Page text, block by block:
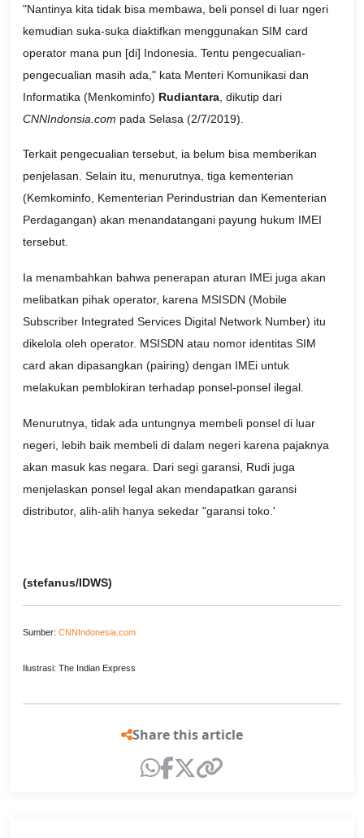
"Nantinya kita tidak bisa membawa, beli ponsel di luar ngeri
kemudian suka-suka diaktifkan menggunakan SIM card
operator mana pun [di] Indonesia. Tentu pengecualian-
pengecualian masih ada," kata Menteri Komunikasi dan
Informatika (Menkominfo) Rudiantara , dikutip dari
CNNIndonsia.com pada Selasa (2/7/2019).
Terkait pengecualian tersebut, ia belum bisa memberikan
penjelasan. Selain itu, menurutnya, tiga kementerian
(Kemkominfo, Kementerian Perindustrian dan Kementerian
Perdagangan) akan menandatangani payung hukum IMEI
tersebut.
Ia menambahkan bahwa penerapan aturan IMEi juga akan
melibatkan pihak operator, karena MSISDN (Mobile
Subscriber Integrated Services Digital Network Number) itu
dikelola oleh operator. MSISDN atau nomor identitas SIM
card akan dipasangkan (pairing) dengan IMEi untuk
melakukan pemblokiran terhadap ponsel-ponsel ilegal.
Menurutnya, tidak ada untungnya membeli ponsel di luar
negeri, lebih baik membeli di dalam negeri karena pajaknya
akan masuk kas negara. Dari segi garansi, Rudi juga
menjelaskan ponsel legal akan mendapatkan garansi
distributor, alih-alih hanya sekedar "garansi toko.'
(stefanus/IDWS)
Sumber: CNNIndonesia.com
Ilustrasi: The Indian Express
Share this article